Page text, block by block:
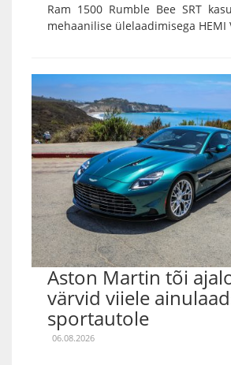
Ram 1500 Rumble Bee SRT
mehaanilise ülelaadimisega HEMI
Aston Martin tõi
värvid viiele
sportautole
06.08.2026